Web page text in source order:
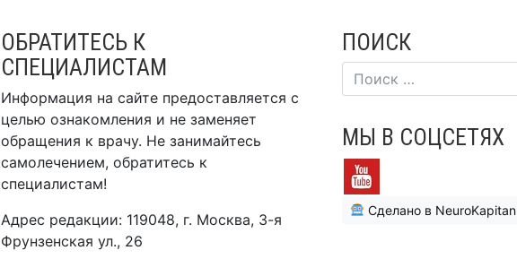
ОБРАТИТЕСЬ К
СПЕЦИАЛИСТАМ
Информация на сайте предоставляется с
целью ознакомления и не заменяет
обращения к врачу. Не занимайтесь
самолечением, обратитесь к
специалистам!
Адрес редакции: 119048, г. Москва, 3-я
Фрунзенская ул., 26
ПОИСК
МЫ В СОЦСЕТЯХ
Сделано в NeuroKapitan